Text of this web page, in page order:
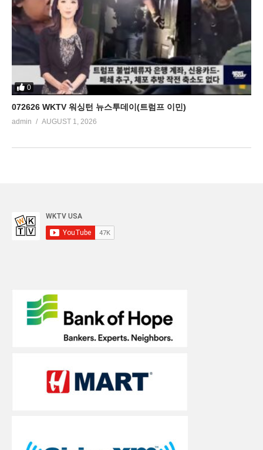
0
072626 WKTV 워싱턴 뉴스투데이(트럼프 이민)
admin AUGUST 1, 2026